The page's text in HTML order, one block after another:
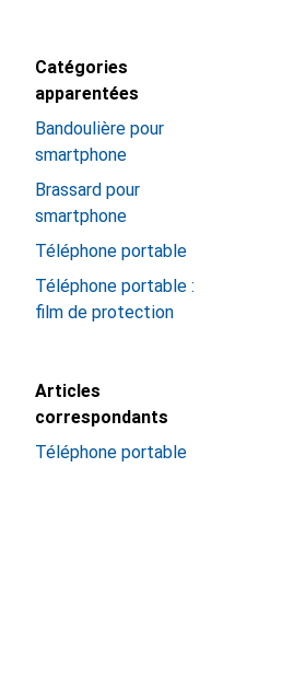
Catégories
apparentées
Bandoulière pour
smartphone
Brassard pour
smartphone
Téléphone portable
Téléphone portable :
film de protection
Articles
correspondants
Téléphone portable